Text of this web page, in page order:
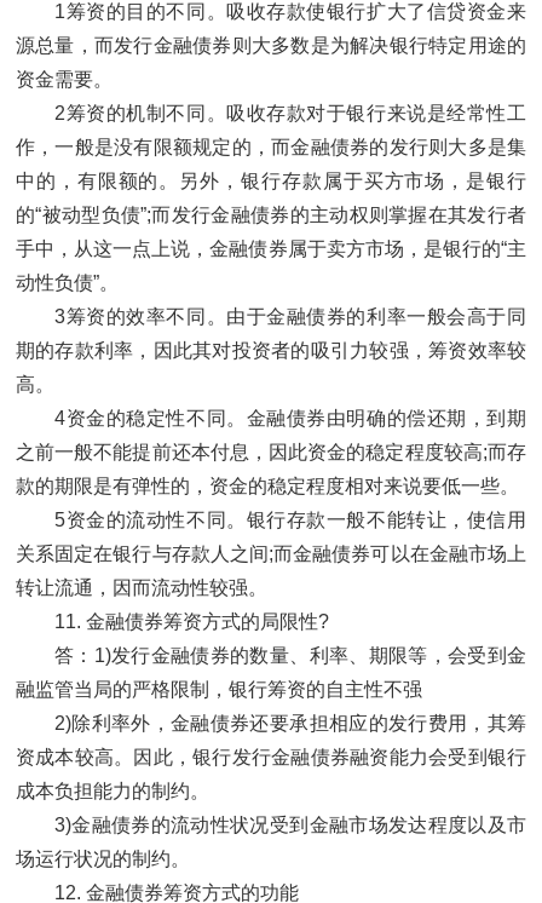
1筹资的目的不同。吸收存款使银行扩大了信贷资金来
源总量，而发行金融债券则大多数是为解决银行特定用途的
资金需要。
2筹资的机制不同。吸收存款对于银行来说是经常性工
作，一般是没有限额规定的，而金融债券的发行则大多是集
中的，有限额的。另外，银行存款属于买方市场，是银行
的“被动型负债”;而发行金融债券的主动权则掌握在其发行者
手中，从这一点上说，金融债券属于卖方市场，是银行的“主
动性负债”。
3筹资的效率不同。由于金融债券的利率一般会高于同
期的存款利率，因此其对投资者的吸引力较强，筹资效率较
高。
4资金的稳定性不同。金融债券由明确的偿还期，到期
之前一般不能提前还本付息，因此资金的稳定程度较高;而存
款的期限是有弹性的，资金的稳定程度相对来说要低一些。
5资金的流动性不同。银行存款一般不能转让，使信用
关系固定在银行与存款人之间;而金融债券可以在金融市场上
转让流通，因而流动性较强。
11. 金融债券筹资方式的局限性?
答：1)发行金融债券的数量、利率、期限等，会受到金
融监管当局的严格限制，银行筹资的自主性不强
2)除利率外，金融债券还要承担相应的发行费用，其筹
资成本较高。因此，银行发行金融债券融资能力会受到银行
成本负担能力的制约。
3)金融债券的流动性状况受到金融市场发达程度以及市
场运行状况的制约。
12. 金融债券筹资方式的功能